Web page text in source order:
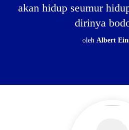
akan hidup seumur
dirinya
oleh Albert